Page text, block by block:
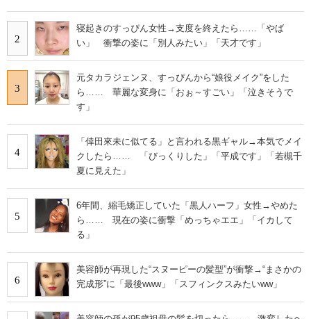
2
寝起きのすっぴん女性→支度を終えたら……「やば
い」 衝撃の姿に「別人みたい」「天才です」
3
元タカラジェンヌ、すっぴんから“娘役メイク”をした
ら…… 華麗な変身に「おぉ～すごい」「泣きそうで
す」
4
「倖田來未に似てる」と言われる黒ギャル→本気でメイ
クしたら…… 「びっくりした」「平成です」「若槻千
夏に見えた」
5
6年間、縮毛矯正していた「黒人ハーフ」女性→やめた
ら…… 現在の姿に衝撃「めっちゃエエ」「イカして
る」
6
美容師が再現した“スヌーピーの髪型”が衝撃→“まさかの
完成形”に「最後www」「スフィンクスみたいww」